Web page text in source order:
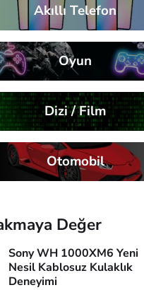
Akıllı Telefon
Oyun
Dizi / Film
Otomobil
Değer
Sony WH 1000XM6 Yeni
Nesil Kablosuz Kulaklık
Deneyimi